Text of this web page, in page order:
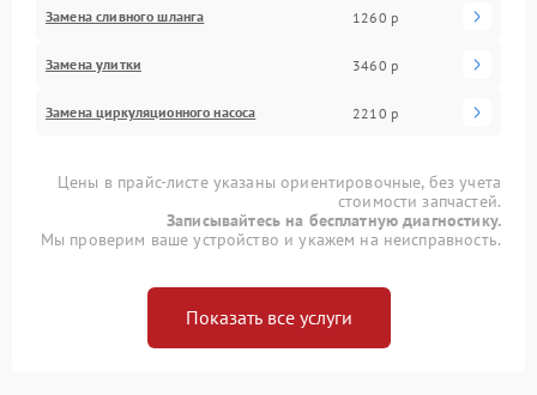
Замена сливного шланга 1260 р
Замена улитки 3460 р
Замена циркуляционного насоса 2210 р
Цены в прайс-листе указаны ориентировочные, без учета
стоимости запчастей.
Записывайтесь на бесплатную диагностику.
Мы проверим ваше устройство и укажем на неисправность.
Показать все услуги